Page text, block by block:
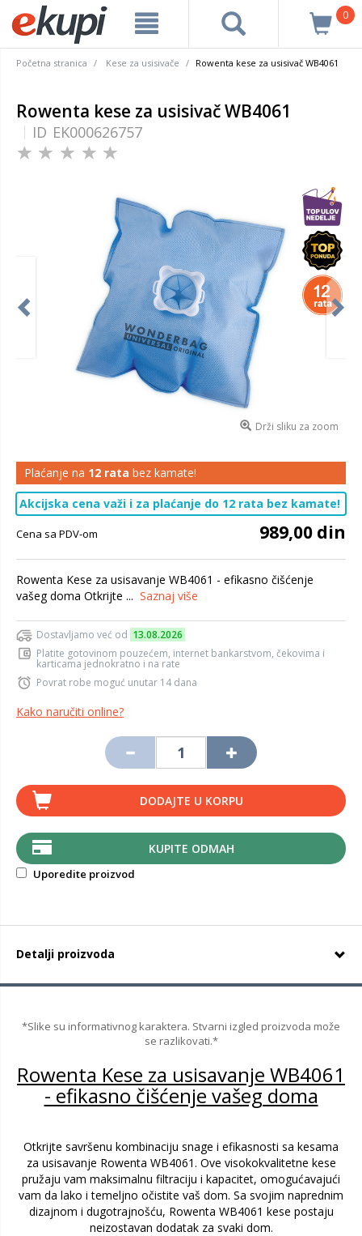
0
Početna stranica Kese za usisivače Rowenta kese za usisivač WB4061
Rowenta kese za usisivač WB4061
ID EK000626757
Drži sliku za zoom
Plaćanje na 12 rata bez kamate!
Akcijska cena važi i za plaćanje do 12 rata bez kamate!
Cena sa PDV-om 989,00 din
Rowenta Kese za usisavanje WB4061 - efikasno čišćenje
vašeg doma Otkrijte ... Saznaj više
Dostavljamo već od 13.08.2026
Platite gotovinom pouzećem, internet bankarstvom, čekovima i
karticama jednokratno i na rate
Povrat robe moguć unutar 14 dana
Kako naručiti online?
DODAJTE U KORPU
KUPITE ODMAH
Uporedite proizvod
Detalji proizvoda
*Slike su informativnog karaktera. Stvarni izgled proizvoda može
se razlikovati.*
Rowenta Kese za usisavanje WB4061
- efikasno čišćenje vašeg doma
Otkrijte savršenu kombinaciju snage i efikasnosti sa kesama
za usisavanje Rowenta WB4061. Ove visokokvalitetne kese
pružaju vam maksimalnu filtraciju i kapacitet, omogućavajući
vam da lako i temeljno očistite vaš dom. Sa svojim naprednim
dizajnom i dugotrajnošću, Rowenta WB4061 kese postaju
neizostavan dodatak za svaki dom.